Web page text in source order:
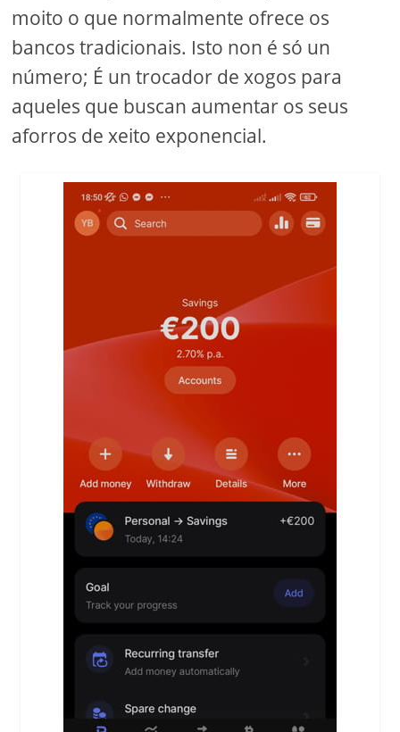
moito o que normalmente ofrece os
bancos tradicionais. Isto non é só un
número; É un trocador de xogos para
aqueles que buscan aumentar os seus
aforros de xeito exponencial.